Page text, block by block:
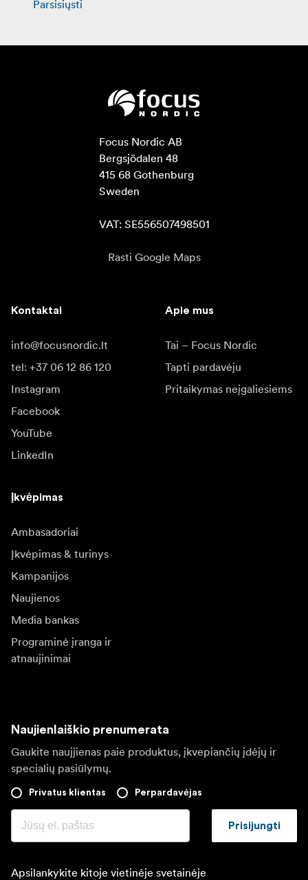
Parsisiųsti
Focus Nordic AB
Bergsjödalen 48
415 68 Gothenburg
Sweden
VAT: SE556507498501
Rasti Google Maps
Kontaktai
info@focusnordic.lt
tel: +37 06 12 86 120
Instagram
Facebook
YouTube
LinkedIn
Apie mus
Tai – Focus Nordic
Tapti pardavėju
Pritaikymas neįgaliesiems
Įkvėpimas
Ambasadoriai
Įkvėpimas & turinys
Kampanijos
Naujienos
Media bankas
Programinė įranga ir
atnaujinimai
Naujienlaiškio prenumerata
Gaukite naujjienas paie produktus, įkvepiančių įdėjų ir
specialių pasiūlymų.
Privatus klientas Perpardavėjas
Prisijungti
Apsilankykite kitoje vietinėje svetainėje